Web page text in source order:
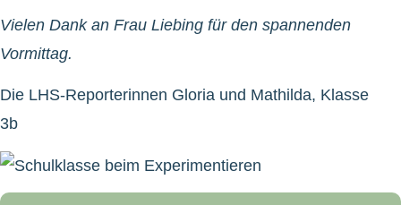
Vielen Dank an Frau Liebing für den spannenden
Vormittag.
Die LHS-Reporterinnen Gloria und Mathilda, Klasse
3b